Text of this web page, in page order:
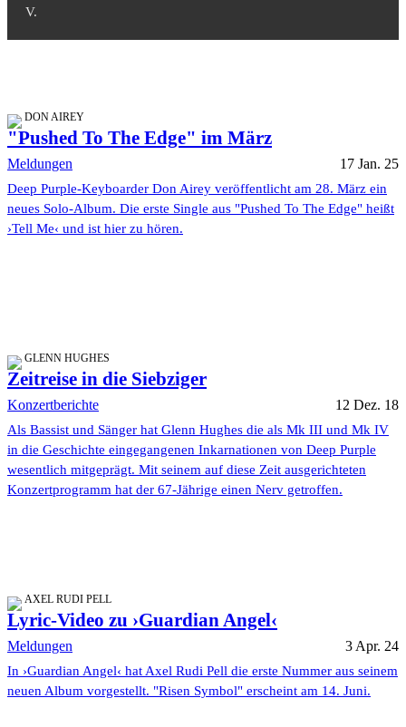
V.
DON AIREY
"Pushed To The Edge" im März
Meldungen 17 Jan. 25
Deep Purple-Keyboarder Don Airey veröffentlicht am 28. März ein
neues Solo-Album. Die erste Single aus "Pushed To The Edge" heißt
›Tell Me‹ und ist hier zu hören.
GLENN HUGHES
Zeitreise in die Siebziger
Konzertberichte 12 Dez. 18
Als Bassist und Sänger hat Glenn Hughes die als Mk III und Mk IV
in die Geschichte eingegangenen Inkarnationen von Deep Purple
wesentlich mitgeprägt. Mit seinem auf diese Zeit ausgerichteten
Konzertprogramm hat der 67-Jährige einen Nerv getroffen.
AXEL RUDI PELL
Lyric-Video zu ›Guardian Angel‹
Meldungen 3 Apr. 24
In ›Guardian Angel‹ hat Axel Rudi Pell die erste Nummer aus seinem
neuen Album vorgestellt. "Risen Symbol" erscheint am 14. Juni.